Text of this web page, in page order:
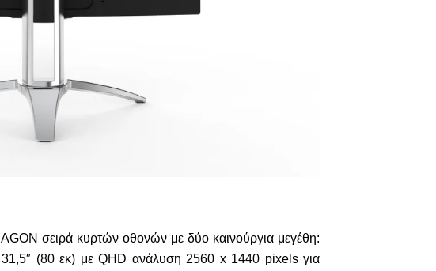
AGON σειρά κυρτών οθονών με δύο καινούργια μεγέθη:
31,5″ (80 εκ) μεQHD ανάλυση 2560 x1440 pixelsγια